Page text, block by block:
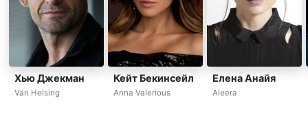
Хью Джекман
Van Helsing
Кейт Бекинсейл
Anna Valerious
Елена Анайя
Aleera